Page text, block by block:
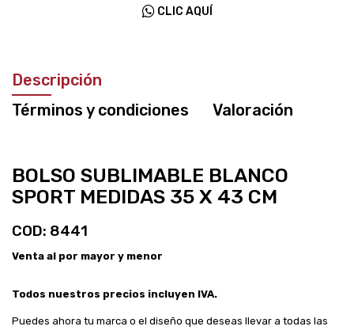
CLIC AQUÍ
Descripción
Términos y condiciones
Valoración
BOLSO SUBLIMABLE BLANCO
SPORT MEDIDAS 35 X 43 CM
COD: 8441
Venta al por mayor y menor
Todos nuestros precios incluyen IVA.
Puedes ahora tu marca o el diseño que deseas llevar a todas las